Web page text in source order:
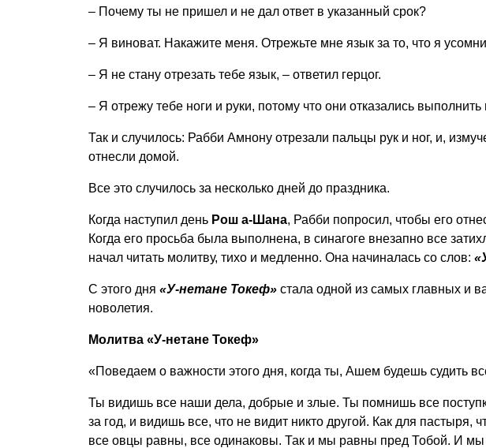
– Почему ты не пришел и не дал ответ в указанный срок?
– Я виноват. Накажите меня. Отрежьте мне язык за то, что я
– Я не стану отрезать тебе язык, – ответил герцог.
– Я отрежу тебе ноги и руки, потому что они отказались выполнить
Так и случилось: Рабби Амнону отрезали пальцы рук и ног, и,
отнесли домой.
Все это случилось за несколько дней до праздника.
Когда наступил день Рош а-Шана, Рабби попросил, чтобы его
Когда его просьба была выполнена, в синагоге внезапно все
начал читать молитву, тихо и медленно. Она начиналась со слов:
С этого дня «У-нетане Токеф» стала одной из самых главных и
новолетия.
Молитва «У-нетане Токеф»
«Поведаем о важности этого дня, когда ты, Ашем будешь судить
Ты видишь все наши дела, добрые и злые. Ты помнишь все
за год, и видишь все, что не видит никто другой. Как для пастыря,
все овцы равны, все одинаковы. Так и мы равны пред Тобой. И